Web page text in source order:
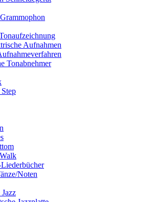
Aufnahmen
Tonabnehmer
Noten
Jazz